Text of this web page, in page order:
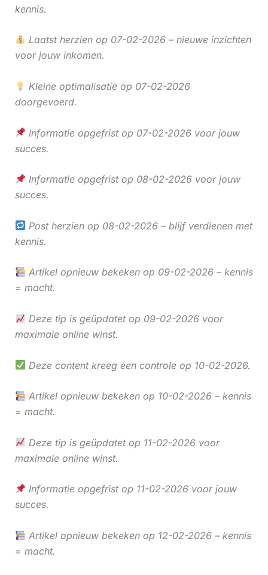
kennis.
Laatst herzien op 07-02-2026 – nieuwe inzichten
voor jouw inkomen.
Kleine optimalisatie op 07-02-2026
doorgevoerd.
Informatie opgefrist op 07-02-2026 voor jouw
succes.
Informatie opgefrist op 08-02-2026 voor jouw
succes.
Post herzien op 08-02-2026 – blijf verdienen met
kennis.
Artikel opnieuw bekeken op 09-02-2026 – kennis
= macht.
Deze tip is geüpdatet op 09-02-2026 voor
maximale online winst.
Deze content kreeg een controle op 10-02-2026.
Artikel opnieuw bekeken op 10-02-2026 – kennis
= macht.
Deze tip is geüpdatet op 11-02-2026 voor
maximale online winst.
Informatie opgefrist op 11-02-2026 voor jouw
succes.
Artikel opnieuw bekeken op 12-02-2026 – kennis
= macht.